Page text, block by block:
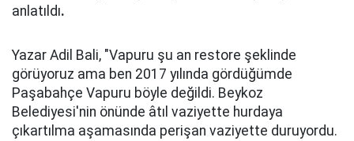
anlatıldı.
Yazar Adil Bali, "Vapuru şu an restore şeklinde
görüyoruz ama ben 2017 yılında gördüğümde
Paşabahçe Vapuru böyle değildi. Beykoz
Belediyesi'nin önünde âtıl vaziyette hurdaya
çıkartılma aşamasında perişan vaziyette duruyordu.